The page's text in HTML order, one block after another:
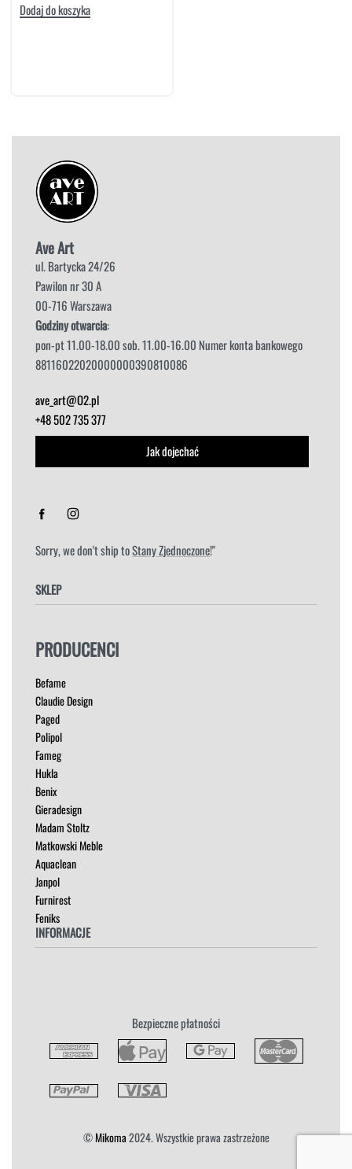
Dodaj do koszyka
Ave Art
ul. Bartycka 24/26
Pawilon nr 30 A
00-716 Warszawa
Godziny otwarcia:
pon-pt 11.00-18.00 sob. 11.00-16.00 Numer konta bankowego
88116022020000000390810086
ave_art@O2.pl
+48 502 735 377
Jak dojechać
Sorry, we don't ship toStany Zjednoczone!"
SKLEP
HOKERY
ŁÓŻKA
MEBLE RTV
NAROŻNIKI
OUTLET
PUFY
SOFY
STOLIKI
STOŁY
SZAFKI I KOMODY
PRODUCENCI
Befame
Claudie Design
Paged
Polipol
Fameg
Hukla
Benix
Gieradesign
Madam Stoltz
Matkowski Meble
Aquaclean
Janpol
Furnirest
Feniks
INFORMACJE
Płatność i Dostawa
Bezpieczne płatności
©Mikoma2024. Wszystkie prawa zastrzeżone